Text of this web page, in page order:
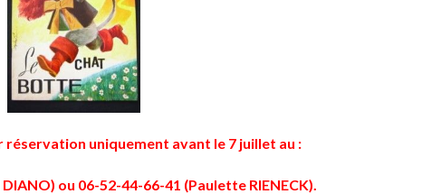
réservation uniquement avant le 7 juillet au :
ou 06-52-44-66-41 (Paulette RIENECK).